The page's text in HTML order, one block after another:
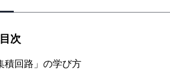
次
積回路」の学び方